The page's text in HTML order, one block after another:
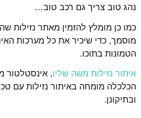
נהג טוב צריך גם רכב טוב…
כמו כן מומלץ להזמין מאתר נזילות
מוסמך, כדי שיכיר את כל מערכות
הטמונות בתוכו.
איתור נזילות משה שליו, אינסטלטור
הכלכלה מומחה באיתור נזילות עם
ובתיקונן.